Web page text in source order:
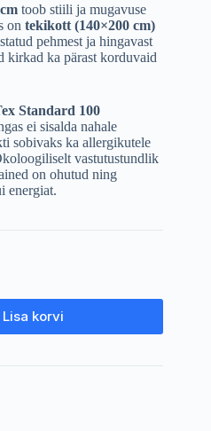
toob stiili ja mugavuse
on tekikott (140×200 cm)
pehmest ja hingavast
kirkad ka pärast korduvaid
Standard 100
ei sisalda nahale
sobivaks ka allergikutele
vastutustundlik
on ohutud ning
energiat.
Lisa korvi